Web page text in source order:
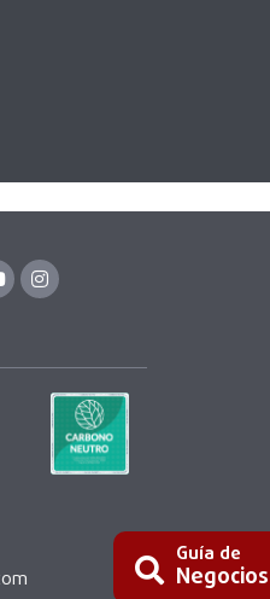
Guía de